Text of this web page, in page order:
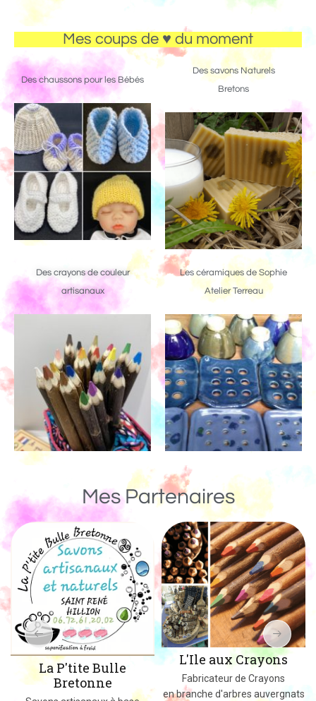
Mes coups de ♥ du moment
Des chaussons pour les Bébés
Des savons Naturels
Bretons
Des crayons de couleur
artisanaux
Les céramiques de Sophie
Atelier Terreau
Mes Partenaires
L'Ile aux Crayons
Fabricateur de Crayons
en branche d'arbres auvergnats
Un Monde de Bois
Des jeux, jouets et objets en
massif fabriqués dans le 02